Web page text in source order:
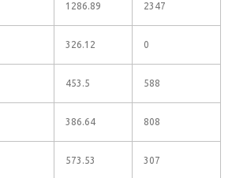
1286.89 2347
326.12 0
453.5 588
386.64 808
573.53 307